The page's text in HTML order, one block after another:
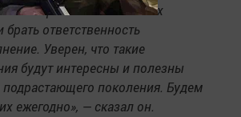
решения в сложных
брать ответственность
Уверен, что такие
будут интересны и полезны
подрастающего поколения. Будем
ежегодно», — сказал он.